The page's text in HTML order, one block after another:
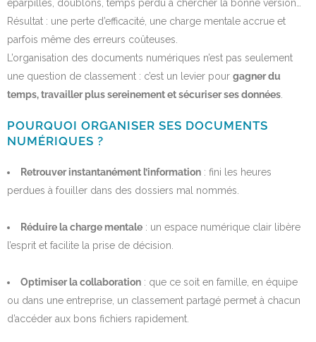
éparpillés, doublons, temps perdu à chercher la bonne version…
Résultat : une perte d’efficacité, une charge mentale accrue et
parfois même des erreurs coûteuses.
L’organisation des documents numériques n’est pas seulement
une question de classement : c’est un levier pour gagner du
temps, travailler plus sereinement et sécuriser ses données
POURQUOI ORGANISER SES DOCUMENTS
NUMÉRIQUES ?
Retrouver instantanément l’information : fini les heures
perdues à fouiller dans des dossiers mal nommés.
Réduire la charge mentale : un espace numérique clair libère
l’esprit et facilite la prise de décision.
Optimiser la collaboration : que ce soit en famille, en équipe
ou dans une entreprise, un classement partagé permet à chacun
d’accéder aux bons fichiers rapidement.